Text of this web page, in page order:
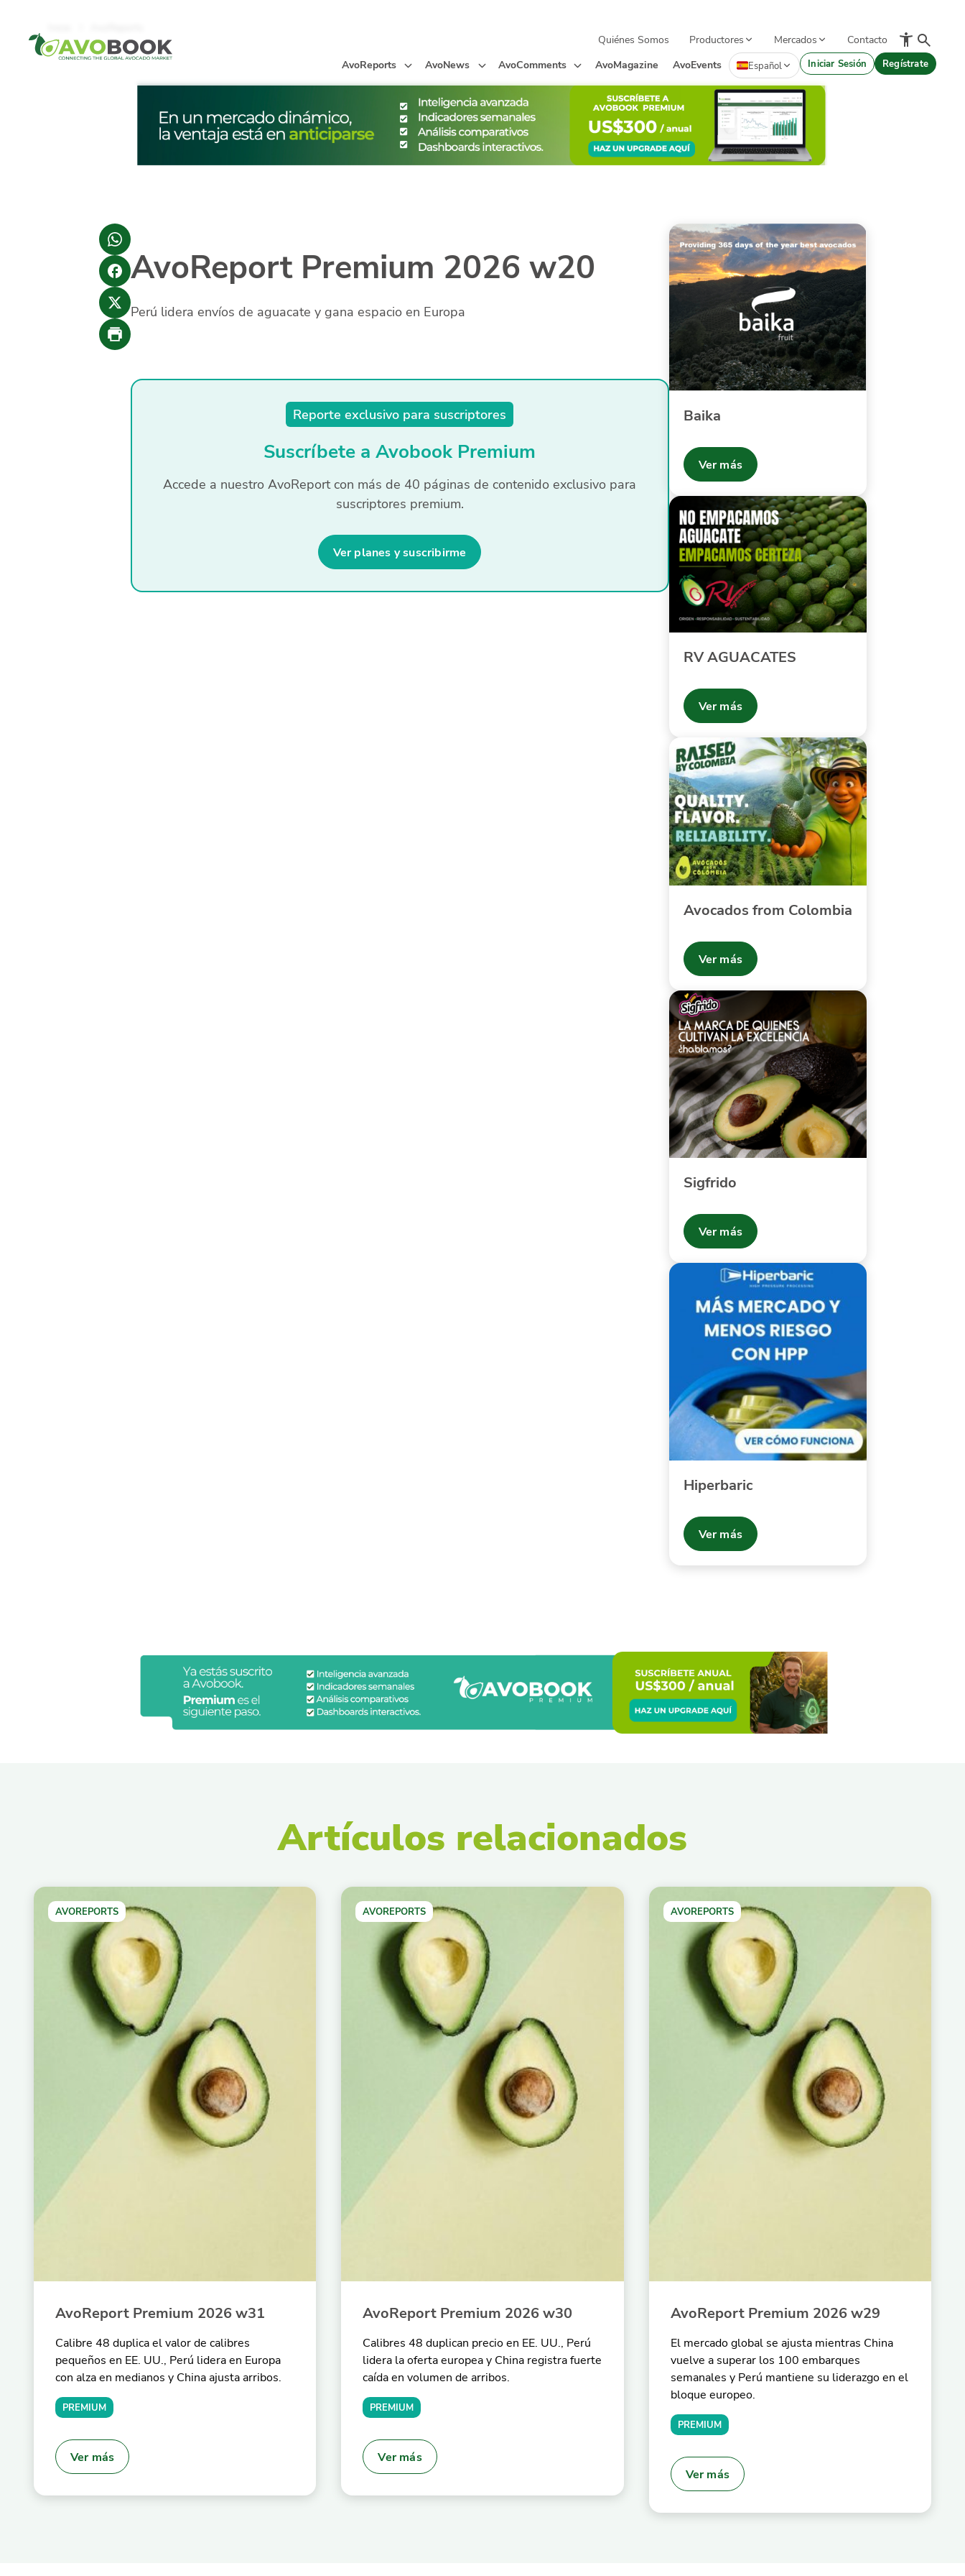
Quiénes Somos Productores Mercados
Contacto
AvoReports
AvoNews AvoComments AvoMagazine AvoEvents Español Iniciar Sesión Regístrate
AvoReport Premium 2026 w20
Perú lidera envíos de aguacate y gana espacio en Europa
Reporte exclusivo para suscriptores
Suscríbete a Avobook Premium
Accede a nuestro AvoReport con más de 40 páginas de contenido exclusivo para
suscriptores premium.
Ver planes y suscribirme
Baika
Ver más
RV AGUACATES
Ver más
Avocados from Colombia
Ver más
Sigfrido
Ver más
Hiperbaric
Ver más
Artículos relacionados
AVOREPORTS
AvoReport Premium 2026 w31
Calibre 48 duplica el valor de calibres
pequeños en EE. UU., Perú lidera en Europa
con alza en medianos y China ajusta arribos.
PREMIUM
Ver más
AVOREPORTS
AvoReport Premium 2026 w30
Calibres 48 duplican precio en EE. UU., Perú
lidera la oferta europea y China registra fuerte
caída en volumen de arribos.
PREMIUM
Ver más
AVOREPORTS
AvoReport Premium 2026 w29
El mercado global se ajusta mientras China
vuelve a superar los 100 embarques
semanales y Perú mantiene su liderazgo en el
bloque europeo.
PREMIUM
Ver más